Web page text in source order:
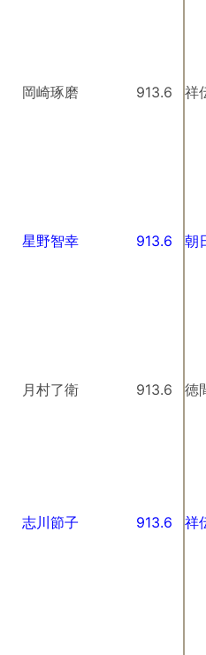
岡崎琢磨 913.6 祥
星野智幸 913.6 朝
月村了衛 913.6 徳
志川節子 913.6 祥